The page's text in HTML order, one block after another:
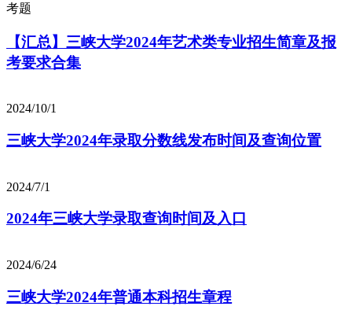
考题
【汇总】三峡大学2024年艺术类专业招生简章及报
考要求合集
2024/10/1
三峡大学2024年录取分数线发布时间及查询位置
2024/7/1
2024年三峡大学录取查询时间及入口
2024/6/24
三峡大学2024年普通本科招生章程